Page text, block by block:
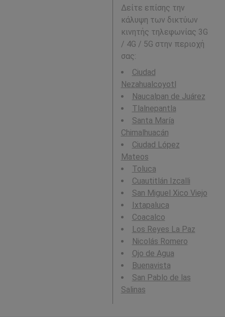
Δείτε επίσης την
κάλυψη των δικτύων
κινητής τηλεφωνίας 3G
/ 4G / 5G στην περιοχή
σας:
Ciudad
Nezahualcoyotl
Naucalpan de Juárez
Tlalnepantla
Santa María
Chimalhuacán
Ciudad López
Mateos
Toluca
Cuautitlán Izcalli
San Miguel Xico Viejo
Ixtapaluca
Coacalco
Los Reyes La Paz
Nicolás Romero
Ojo de Agua
Buenavista
San Pablo de las
Salinas